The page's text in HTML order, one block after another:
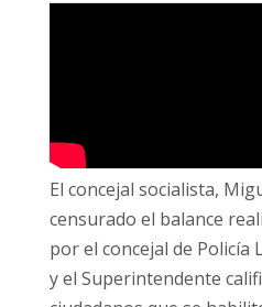
El concejal socialista,
censurado el balance
por el concejal de Policía
y el Superintendente